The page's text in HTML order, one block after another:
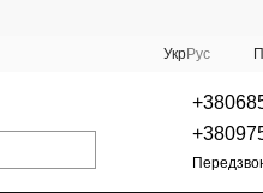
УкрРус